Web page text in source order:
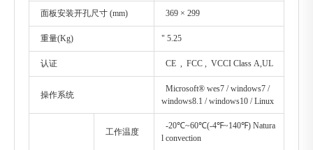
面板安装开孔尺寸 (mm) 369 × 299
重量(Kg) " 5.25
认证 CE , FCC , VCCI Class A,UL
操作系统
Microsoft® wes7 / windows7 /
windows8.1 / windows10 / Linux
工作温度
-20℃~60℃(-4℉~140℉) Natura
l convection